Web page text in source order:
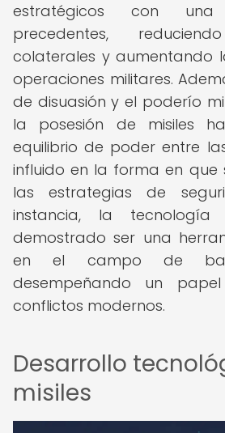
estratégicos con
precedentes,
colaterales y aumentando
operaciones militares.
de disuasión y el poderío
la posesión de misiles
equilibrio de poder entre
influido en la forma en que
las estrategias de
instancia, la
demostrado ser una
en el campo de
desempeñando un
conflictos modernos.
Desarrollo
misiles